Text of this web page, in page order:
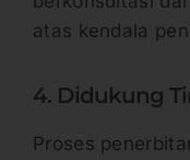
atas kendala
4. Didukung
Proses